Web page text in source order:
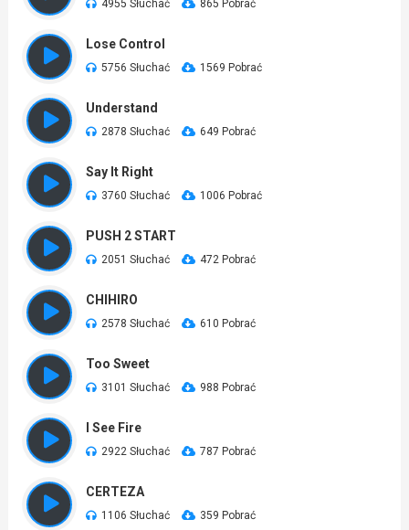
4955 Słuchać 865 Pobrać
Lose Control
5756 Słuchać 1569 Pobrać
Understand
2878 Słuchać 649 Pobrać
Say It Right
3760 Słuchać 1006 Pobrać
PUSH 2 START
2051 Słuchać 472 Pobrać
CHIHIRO
2578 Słuchać 610 Pobrać
Too Sweet
3101 Słuchać 988 Pobrać
I See Fire
2922 Słuchać 787 Pobrać
CERTEZA
1106 Słuchać 359 Pobrać